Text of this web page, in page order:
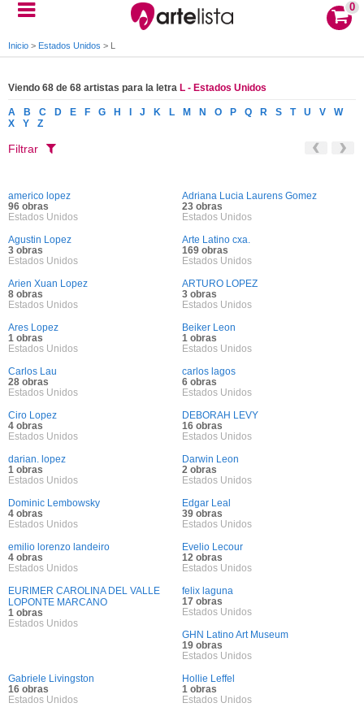
0
Inicio > Estados Unidos > L
Viendo 68 de 68 artistas para la letra L - Estados Unidos
A B C D E F G H J K L M N O P Q R S T U V
W
X
Y Z
Filtrar
americo lopez
96 obras
Estados Unidos
Adriana Lucia Laurens Gomez
23 obras
Estados Unidos
Agustin Lopez
3 obras
Estados Unidos
Arte Latino cxa.
169 obras
Estados Unidos
Arien Xuan Lopez
8 obras
Estados Unidos
ARTURO LOPEZ
3 obras
Estados Unidos
Ares Lopez
1 obras
Estados Unidos
Beiker Leon
1 obras
Estados Unidos
Carlos Lau
28 obras
Estados Unidos
carlos lagos
6 obras
Estados Unidos
Ciro Lopez
4 obras
Estados Unidos
DEBORAH LEVY
16 obras
Estados Unidos
darian. lopez
1 obras
Estados Unidos
Darwin Leon
2 obras
Estados Unidos
Dominic Lembowsky
4 obras
Estados Unidos
Edgar Leal
39 obras
Estados Unidos
emilio lorenzo landeiro
4 obras
Estados Unidos
Evelio Lecour
12 obras
Estados Unidos
EURIMER CAROLINA DEL VALLE
LOPONTE MARCANO
1 obras
Estados Unidos
felix laguna
17 obras
Estados Unidos
GHN Latino Art Museum
19 obras
Estados Unidos
Gabriele Livingston
16 obras
Estados Unidos
Hollie Leffel
1 obras
Estados Unidos